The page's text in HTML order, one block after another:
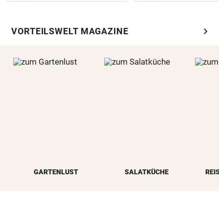
VORTEILSWELT MAGAZINE chevron_right
GARTENLUST SALATKÜCHE